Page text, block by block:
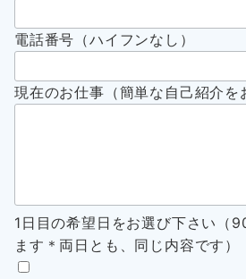
電話番号（ハイフンなし）
現在のお仕事（簡単な自己紹介を
1日目の希望日をお選び下さい（
ます＊両日とも、同じ内容です）